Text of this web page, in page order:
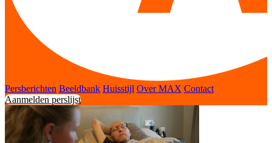
Persberichten Beeldbank Huisstijl Over MAX Contact
Aanmelden perslijst